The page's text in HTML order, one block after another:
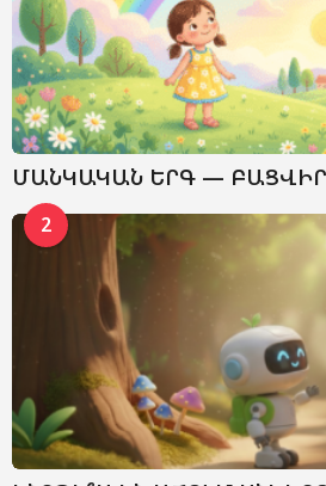
ՄԱՆԿԱԿԱՆ ԵՐԳ —
2